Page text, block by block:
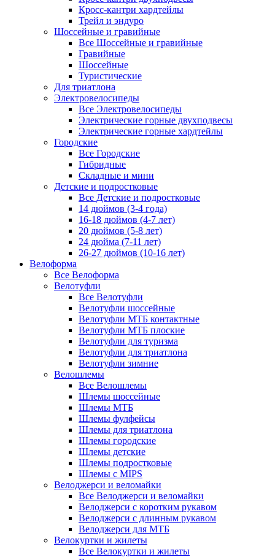
Кросс-кантри хардтейлы
Трейл и эндуро
Шоссейные и гравийные
Все Шоссейные и гравийные
Гравийные
Шоссейные
Туристические
Для триатлона
Электровелосипеды
Все Электровелосипеды
Электрические горные двухподвесы
Электрические горные хардтейлы
Городские
Все Городские
Гибридные
Складные и мини
Детские и подростковые
Все Детские и подростковые
14 дюймов (3-4 года)
16-18 дюймов (4-7 лет)
20 дюймов (5-8 лет)
24 дюйма (7-11 лет)
26-27 дюймов (10-16 лет)
Велоформа
Все Велоформа
Велотуфли
Все Велотуфли
Велотуфли шоссейные
Велотуфли МТБ контактные
Велотуфли МТБ плоские
Велотуфли для туризма
Велотуфли для триатлона
Велотуфли зимние
Велошлемы
Все Велошлемы
Шлемы шоссейные
Шлемы МТБ
Шлемы фулфейсы
Шлемы для триатлона
Шлемы городские
Шлемы детские
Шлемы подростковые
Шлемы с MIPS
Велоджерси и веломайки
Все Велоджерси и веломайки
Велоджерси с коротким рукавом
Велоджерси с длинным рукавом
Велоджерси для МТБ
Велокуртки и жилеты
Все Велокуртки и жилеты